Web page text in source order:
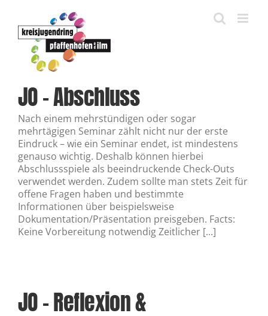
springen
JO – Abschluss
Nach einem mehrstündigen oder sogar
mehrtägigen Seminar zählt nicht nur der erste
Eindruck – wie ein Seminar endet, ist mindestens
genauso wichtig. Deshalb können hierbei
Abschlussspiele als beeindruckende Check-Outs
verwendet werden. Zudem sollte man stets Zeit für
offene Fragen haben und bestimmte
Informationen über beispielsweise
Dokumentation/Präsentation preisgeben. Facts:
Keine Vorbereitung notwendig Zeitlicher [...]
JO – Reflexion &